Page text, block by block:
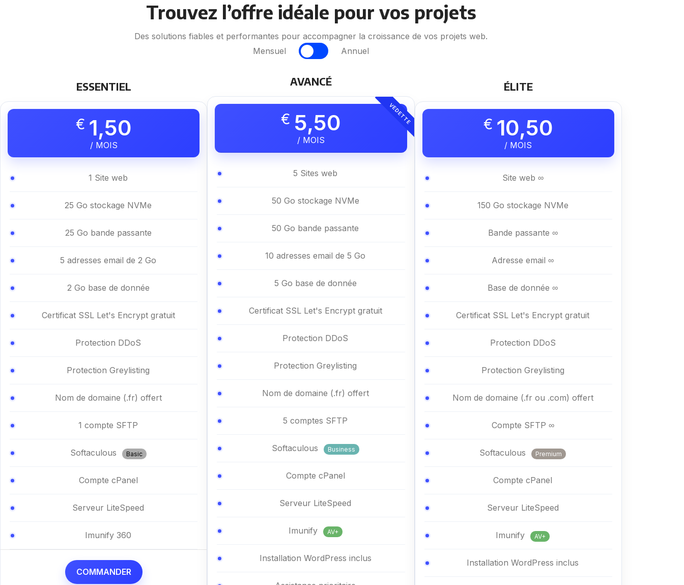
Trouvez l’offre idéale pour vos projets
Des solutions fiables et performantes pour accompagner la croissance de vos projets web.
Mensuel
Annuel
ESSENTIEL
€ 1,50
/ MOIS
1 Site web
25 Go stockage NVMe
25 Go bande passante
5 adresses email de 2 Go
2 Go base de donnée
Certificat SSL Let's Encrypt gratuit
Protection DDoS
Protection Greylisting
Nom de domaine (.fr) offert
1 compte SFTP
Softaculous Basic
Compte cPanel
Serveur LiteSpeed
Imunify 360
COMMANDER
AVANCÉ
VEDETTE
€ 5,50
/ MOIS
5 Sites web
50 Go stockage NVMe
50 Go bande passante
10 adresses email de 5 Go
5 Go base de donnée
Certificat SSL Let's Encrypt gratuit
Protection DDoS
Protection Greylisting
Nom de domaine (.fr) offert
5 comptes SFTP
Softaculous Business
Compte cPanel
Serveur LiteSpeed
Imunify AV+
Installation WordPress inclus
ÉLITE
€ 10,50
/ MOIS
Site web ∞
150 Go stockage NVMe
Bande passante ∞
Adresse email ∞
Base de donnée ∞
Certificat SSL Let's Encrypt gratuit
Protection DDoS
Protection Greylisting
Nom de domaine (.fr ou .com) offert
Compte SFTP ∞
Softaculous Premium
Compte cPanel
Serveur LiteSpeed
Imunify AV+
Installation WordPress inclus